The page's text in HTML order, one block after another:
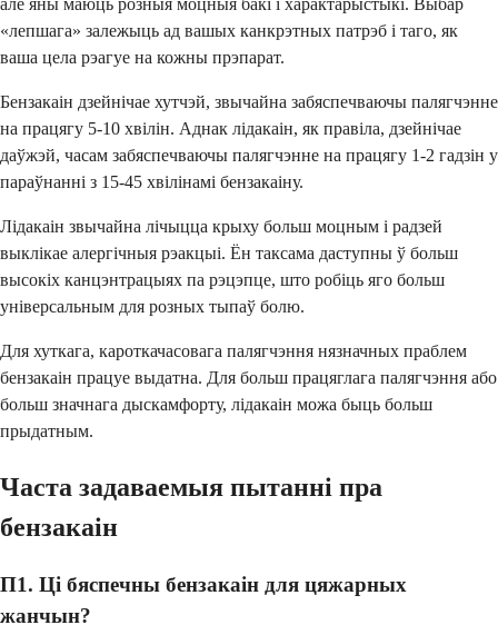
але яны маюць розныя моцныя бакі і характарыстыкі. Выбар
«лепшага» залежыць ад вашых канкрэтных патрэб і таго, як
ваша цела рэагуе на кожны прэпарат.
Бензакаін дзейнічае хутчэй, звычайна забяспечваючы палягчэнне
на працягу 5-10 хвілін. Аднак лідакаін, як правіла, дзейнічае
даўжэй, часам забяспечваючы палягчэнне на працягу 1-2 гадзін у
параўнанні з 15-45 хвілінамі бензакаіну.
Лідакаін звычайна лічыцца крыху больш моцным і радзей
выклікае алергічныя рэакцыі. Ён таксама даступны ў больш
высокіх канцэнтрацыях па рэцэпце, што робіць яго больш
універсальным для розных тыпаў болю.
Для хуткага, кароткачасовага палягчэння нязначных праблем
бензакаін працуе выдатна. Для больш працяглага палягчэння або
больш значнага дыскамфорту, лідакаін можа быць больш
прыдатным.
Часта задаваемыя пытанні пра
бензакаін
П1. Ці бяспечны бензакаін для цяжарных
жанчын?